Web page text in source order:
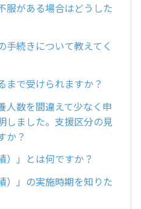
服がある場合はどうした
手続きについて教えてく
まで受けられますか？
人数を間違えて少なく申
しました。支援区分の見
か？
）」とは何ですか？
）」の実施時期を知りた